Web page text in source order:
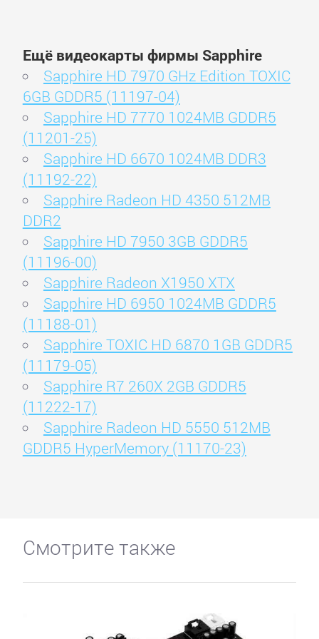
Ещё видеокарты фирмы Sapphire
Sapphire HD 7970 GHz Edition TOXIC
6GB GDDR5 (11197-04)
Sapphire HD 7770 1024MB GDDR5
(11201-25)
Sapphire HD 6670 1024MB DDR3
(11192-22)
Sapphire Radeon HD 4350 512MB
DDR2
Sapphire HD 7950 3GB GDDR5
(11196-00)
Sapphire Radeon X1950 XTX
Sapphire HD 6950 1024MB GDDR5
(11188-01)
Sapphire TOXIC HD 6870 1GB GDDR5
(11179-05)
Sapphire R7 260X 2GB GDDR5
(11222-17)
Sapphire Radeon HD 5550 512MB
GDDR5 HyperMemory (11170-23)
Смотрите также